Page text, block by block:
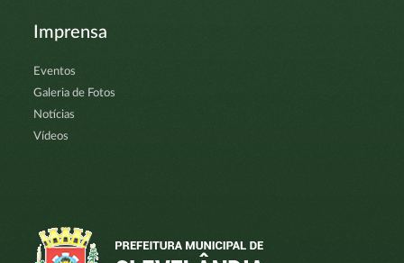
Imprensa
Eventos
Galeria de Fotos
Notícias
Vídeos